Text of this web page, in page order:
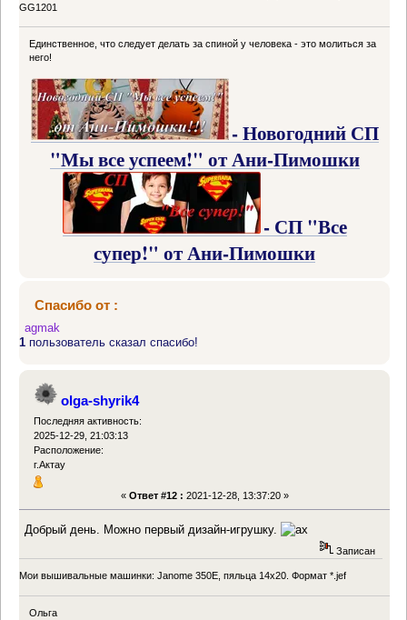
GG1201
Единственное, что следует делать за спиной у человека - это молиться за
него!
- Новогодний СП
"Мы все успеем!" от Ани-Пимошки
- СП "Все
супер!" от Ани-Пимошки
Спасибо от :
agmak
1 пользователь сказал спасибо!
olga-shyrik4
Последняя активность:
2025-12-29, 21:03:13
Расположение:
г.Актау
« Ответ #12 : 2021-12-28, 13:37:20 »
Добрый день. Можно первый дизайн-игрушку.
Записан
Мои вышивальные машинки: Janome 350E, пяльца 14х20. Формат *.jef
Ольга